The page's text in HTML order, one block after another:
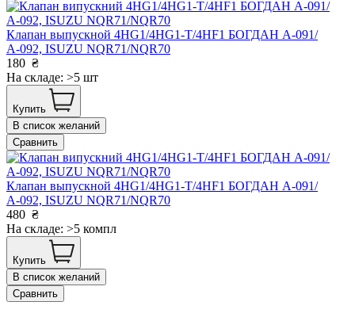
Клапан выпускной 4HG1/4HG1-T/4HF1 БОГДАН А-091/
А-092, ISUZU NQR71/NQR70
180 ₴
На складе: >5 шт
Купить
В список желаний
Сравнить
Клапан выпускной 4HG1/4HG1-T/4HF1 БОГДАН А-091/
А-092, ISUZU NQR71/NQR70
480 ₴
На складе: >5 компл
Купить
В список желаний
Сравнить